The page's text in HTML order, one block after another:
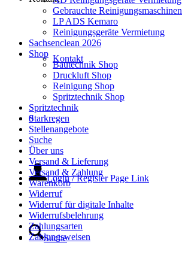
Kontakt
0
Login / Register Page Link
Suche
Gebrauchte Reinigungsmaschinen
LP ADS Kemaro
Reinigungsgeräte Vermietung
Sachsenclean 2026
Shop
Bautechnik Shop
Druckluft Shop
Reinigung Shop
Spritztechnik Shop
Spritztechnik
Starkregen
Stellenangebote
Suche
Über uns
Versand & Lieferung
Versand & Zahlung
Warenkorb
Widerruf
Widerruf für digitale Inhalte
Widerrufsbelehrung
Zahlungsarten
Zahlungsweisen